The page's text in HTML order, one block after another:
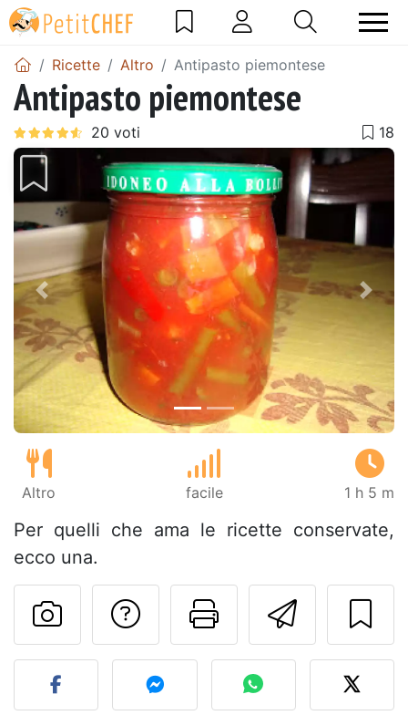
Ricette Altro Antipasto piemontese
Antipasto piemontese
Precedente
Altro facile 1 h 5 m
Per quelli che ama le ricette conservate,
ecco una.
Invia
Stampa la
Contatta l'autore
Pubblica la foto di